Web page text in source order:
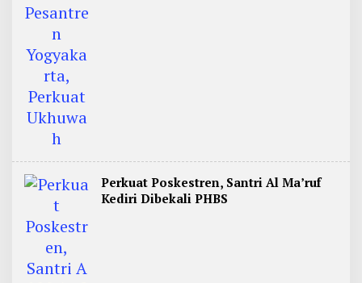
Perkuat Poskestren, Santri Al Ma’ruf
Kediri Dibekali PHBS